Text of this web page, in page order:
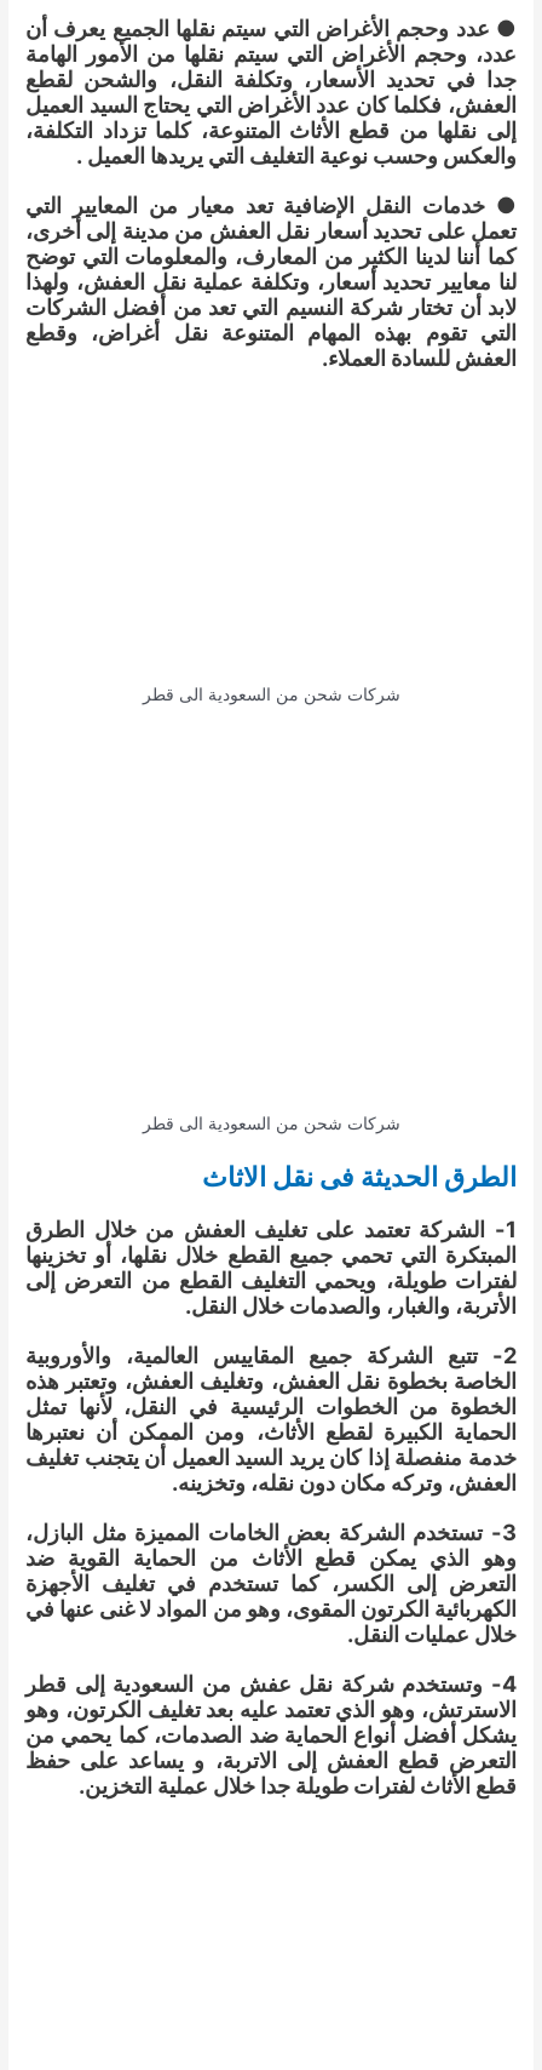
● عدد وحجم الأغراض التي سيتم نقلها الجميع يعرف أن
عدد، وحجم الأغراض التي سيتم نقلها من الأمور الهامة
جدا في تحديد الأسعار، وتكلفة النقل، والشحن لقطع
العفش، فكلما كان عدد الأغراض التي يحتاج السيد العميل
إلى نقلها من قطع الأثاث المتنوعة، كلما تزداد التكلفة،
والعكس وحسب نوعية التغليف التي يريدها العميل .
● خدمات النقل الإضافية تعد معيار من المعايير التي
تعمل على تحديد أسعار نقل العفش من مدينة إلى أخرى،
كما أننا لدينا الكثير من المعارف، والمعلومات التي توضح
لنا معايير تحديد أسعار، وتكلفة عملية نقل العفش، ولهذا
لابد أن تختار شركة النسيم التي تعد من أفضل الشركات
التي تقوم بهذه المهام المتنوعة نقل أغراض، وقطع
العفش للسادة العملاء.
شركات شحن من السعودية الى قطر
شركات شحن من السعودية الى قطر
الطرق الحديثة فى نقل الاثاث
1- الشركة تعتمد على تغليف العفش من خلال الطرق
المبتكرة التي تحمي جميع القطع خلال نقلها، أو تخزينها
لفترات طويلة، ويحمي التغليف القطع من التعرض إلى
الأتربة، والغبار، والصدمات خلال النقل.
2- تتبع الشركة جميع المقاييس العالمية، والأوروبية
الخاصة بخطوة نقل العفش، وتغليف العفش، وتعتبر هذه
الخطوة من الخطوات الرئيسية في النقل، لأنها تمثل
الحماية الكبيرة لقطع الأثاث، ومن الممكن أن نعتبرها
خدمة منفصلة إذا كان يريد السيد العميل أن يتجنب تغليف
العفش، وتركه مكان دون نقله، وتخزينه.
3- تستخدم الشركة بعض الخامات المميزة مثل البازل،
وهو الذي يمكن قطع الأثاث من الحماية القوية ضد
التعرض إلى الكسر، كما تستخدم في تغليف الأجهزة
الكهربائية الكرتون المقوى، وهو من المواد لا غنى عنها في
خلال عمليات النقل.
4- وتستخدم شركة نقل عفش من السعودية إلى قطر
الاسترتش، وهو الذي تعتمد عليه بعد تغليف الكرتون، وهو
يشكل أفضل أنواع الحماية ضد الصدمات، كما يحمي من
التعرض قطع العفش إلى الاتربة، و يساعد على حفظ
قطع الأثاث لفترات طويلة جدا خلال عملية التخزين.